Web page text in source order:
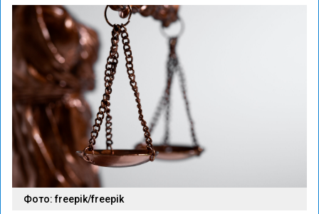
Фото: freepik/freepik